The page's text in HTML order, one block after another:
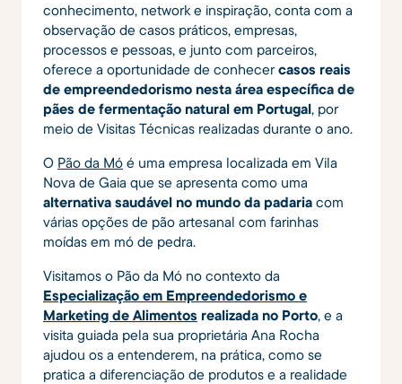
conhecimento, network e inspiração, conta com a
observação de casos práticos, empresas,
processos e pessoas, e junto com parceiros,
oferece a oportunidade de conhecercasos reais
de empreendedorismo nesta área específica de
pães de fermentação natural em Portugal, por
meio de Visitas Técnicas realizadas durante o ano.
O Pão da Mó é uma empresa localizada em Vila
Nova de Gaia que se apresenta como uma
alternativa saudável no mundo da padaria com
várias opções de pão artesanal com farinhas
moídas em mó de pedra.
Visitamos o Pão da Mó no contexto da
Especialização em Empreendedorismo e
Marketing de Alimentos realizada no Porto, e a
visita guiada pela sua proprietária Ana Rocha
ajudou os a entenderem, na prática, como se
pratica a diferenciação de produtos e a realidade